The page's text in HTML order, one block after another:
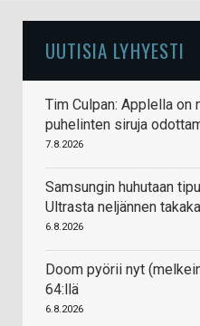
UUTISIA LYHYESTI
Tim Culpan: Applella
puhelinten siruja
7.8.2026
Samsungin huhutaan
Ultrasta neljännen
6.8.2026
Doom pyörii nyt
64:llä
6.8.2026